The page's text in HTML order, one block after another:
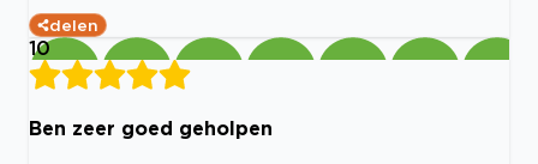
delen
10
Ben zeer goed geholpen